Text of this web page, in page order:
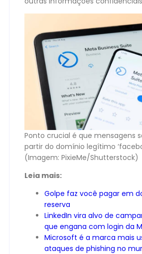
Ponto crucial é que mensagens
partir do domínio legítimo
(Imagem: PixieMe/Shutterstock)
Leia mais:
Golpe faz você pagar em
reserva
LinkedIn vira alvo de
que engana com login da
Microsoft é a marca mais
ataques de phishing no